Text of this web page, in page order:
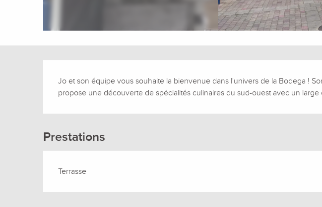
Description
Jo et son équipe vous souhaite la bienvenue dans l'univers de la Bodega !
propose une découverte de spécialités culinaires du sud-ouest avec un large
Prestations
Terrasse